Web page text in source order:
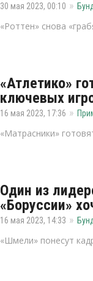
30 мая 2023, 00:10
«Роттен» снова
«Атлетико»
ключевых
16 мая 2023, 17:36
«Матрасники»
Один из
«Боруссии»
16 мая 2023, 14:33
«Шмели» понесут